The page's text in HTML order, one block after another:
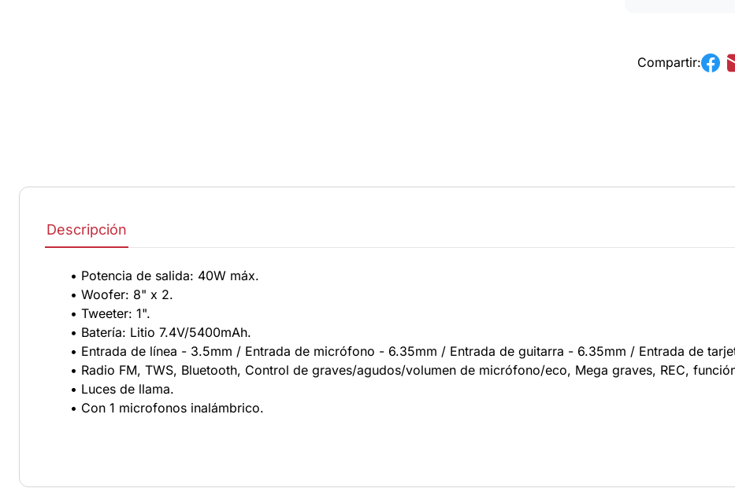
Compartir:
Descripción
• Potencia de salida: 40W máx.
• Woofer: 8" x 2.
• Tweeter: 1".
• Batería: Litio 7.4V/5400mAh.
• Entrada de línea - 3.5mm / Entrada de micrófono - 6.35mm / Entrada de guitarra - 6.35mm / Entrada de
• Radio FM, TWS, Bluetooth, Control de graves/agudos/volumen de micrófono/eco, Mega graves, REC,
• Luces de llama.
• Con 1 microfonos inalámbrico.